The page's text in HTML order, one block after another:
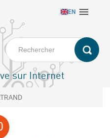
EN 
sur Internet